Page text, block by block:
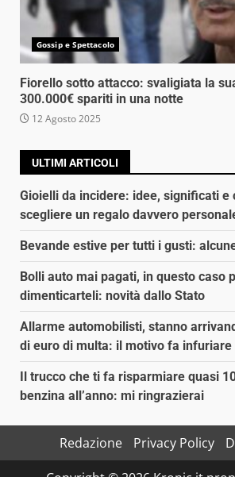
Gossip e Spettacolo
Fiorello sotto attacco: svaligiata la
300.000€ spariti in una notte
12 Agosto 2025
ULTIMI ARTICOLI
Gioielli da incidere: idee, significati e
scegliere un regalo davvero
Bevande estive per tutti i gusti:
Bolli auto mai pagati, in questo caso
dimenticarteli: novità dallo Stato
Allarme automobilisti, stanno
di euro di multa: il motivo fa infuriare
Il trucco che ti fa risparmiare quasi
benzina all’anno: mi ringrazierai
Redazione Privacy Policy